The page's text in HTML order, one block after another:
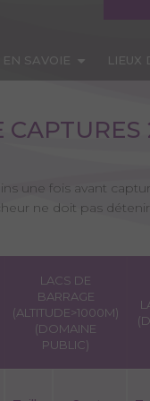
EN SAVOIE LIEUX
CAPTURES
une fois avant
ne doit pas
LACS DE
BARRAGE
(ALTITUDE>1000M)
(DOMAINE
PUBLIC)